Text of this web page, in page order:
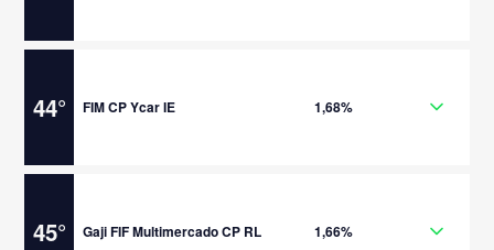
44° FIM CP Ycar IE 1,68%
45° Gaji FIF Multimercado CP RL 1,66%